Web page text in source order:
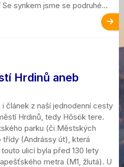
synkem jsme se podruhé...
Hrdinů aneb
článek z naší jednodenní cesty
Hrdinů, tedy Hősök tere.
parku (či Městských
třídy (Andrássy út), která
ulicí byla před 130 lety
metra (M1, žlutá). U